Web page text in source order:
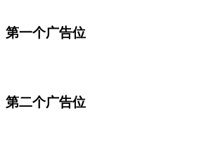
第一个广告位
第二个广告位